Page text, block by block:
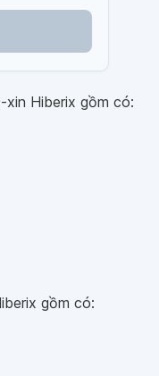
Hiberix gồm có:
gồm có: